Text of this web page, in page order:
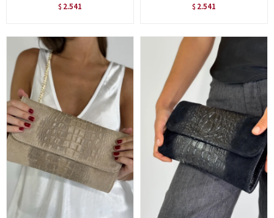
$ 2.541 $ 2.541